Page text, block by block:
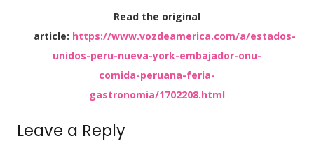
Read the original
article: https://www.vozdeamerica.com/a/estados-
unidos-peru-nueva-york-embajador-onu-
comida-peruana-feria-
gastronomia/1702208.html
Leave a Reply